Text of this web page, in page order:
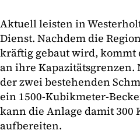
Aktuell leisten in
Dienst. Nachdem die
kräftig gebaut wird,
an ihre
der zwei bestehenden
ein 1500-Kubikmeter-
kann die Anlage damit 300
aufbereiten.